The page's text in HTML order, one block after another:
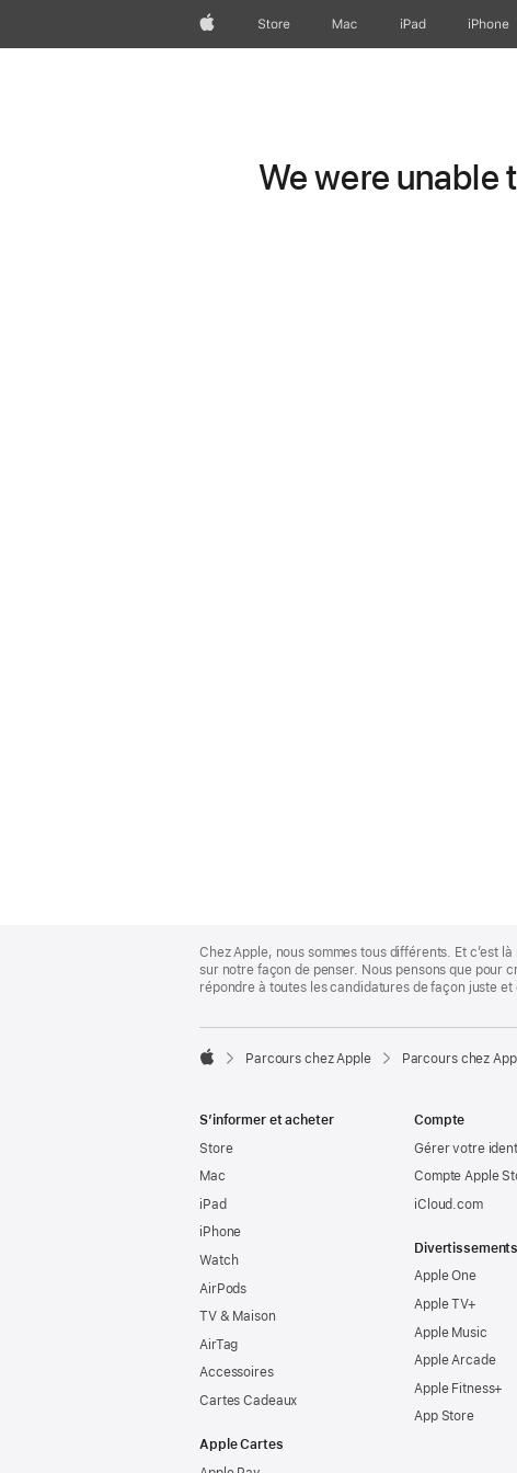
AppleStore Mac iPad iPhone
We were unable
Footer
Chez Apple, nous sommes tous différents. Et c’est
sur notre façon de penser. Nous pensons que pour
répondre à toutes les candidatures de façon juste

Parcours chez Apple Parcours chez
S’informer et acheter
Store
Mac
iPad
iPhone
Watch
AirPods
TV & Maison
AirTag
Accessoires
Cartes Cadeaux
Apple Cartes
Compte
Gérer votre
Compte Apple
iCloud.com
Divertissements
Apple One
Apple TV+
Apple Music
Apple Arcade
Apple Fitness+
App Store